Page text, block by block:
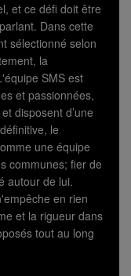
et ce défi doit être
Dans cette
sélectionné selon
la
SMS est
et passionnées,
disposent d’une
le
une équipe
communes; fier de
autour de lui.
en rien
et la rigueur dans
tout au long